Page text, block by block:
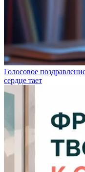
Голосовое
сердце тает